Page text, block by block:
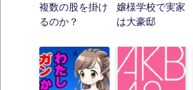
複数の股を掛け
るのか？
嬢様学校で実家
は大豪邸